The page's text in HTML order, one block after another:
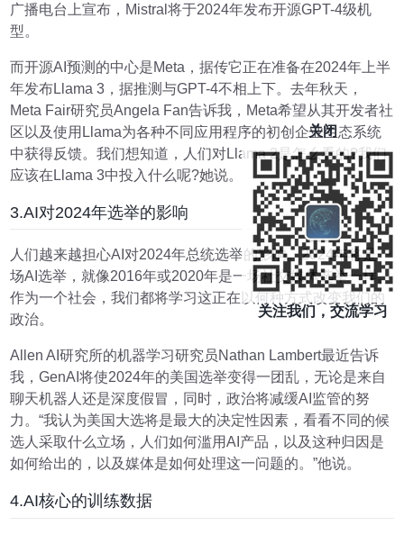
广播电台上宣布，Mistral将于2024年发布开源GPT-4级机
型。
而开源AI预测的中心是Meta，据传它正在准备在2024年上半
年发布Llama 3，据推测与GPT-4不相上下。去年秋天，
Meta Fair研究员Angela Fan告诉我，Meta希望从其开发者社
区以及使用Llama为各种不同应用程序的初创企业生态系统
中获得反馈。我们想知道，人们对Llama 2是怎么看的?我们
应该在Llama 3中投入什么呢?她说。
3.AI对2024年选举的影响
人们越来越担心AI对2024年总统选举的影响。2024年将是一
场AI选举，就像2016年或2020年是一场社交媒体选举一样。
作为一个社会，我们都将学习这正在以何种方式改变我们的
政治。
Allen AI研究所的机器学习研究员Nathan Lambert最近告诉
我，GenAI将使2024年的美国选举变得一团乱，无论是来自
聊天机器人还是深度假冒，同时，政治将减缓AI监管的努
力。“我认为美国大选将是最大的决定性因素，看看不同的候
选人采取什么立场，人们如何滥用AI产品，以及这种归因是
如何给出的，以及媒体是如何处理这一问题的。”他说。
4.AI核心的训练数据
关闭
关注我们，交流学习